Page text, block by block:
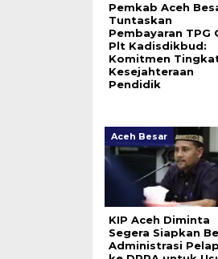
Pemkab Aceh
Tuntaskan
Pembayaran TPG
Plt Kadisdikbud:
Komitmen
Kesejahteraan
Pendidik
Aceh Besar
KIP Aceh Diminta
Segera Siapkan
Administrasi